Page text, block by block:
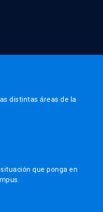
distintas áreas de la
que ponga en